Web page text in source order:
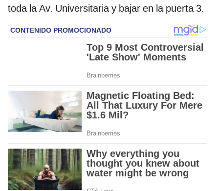
toda la Av. Universitaria y bajar en la puerta 3.